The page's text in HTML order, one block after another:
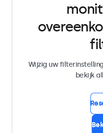
Wijzig uw
bekijk